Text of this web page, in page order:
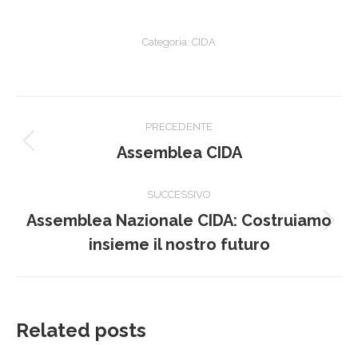
Categoria: CIDA
tra
post
PRECEDENTE
Post
Assemblea CIDA
SUCCESSIVO
Prossimo
post:
Assemblea Nazionale CIDA: Costruiamo
insieme il nostro futuro
Related posts